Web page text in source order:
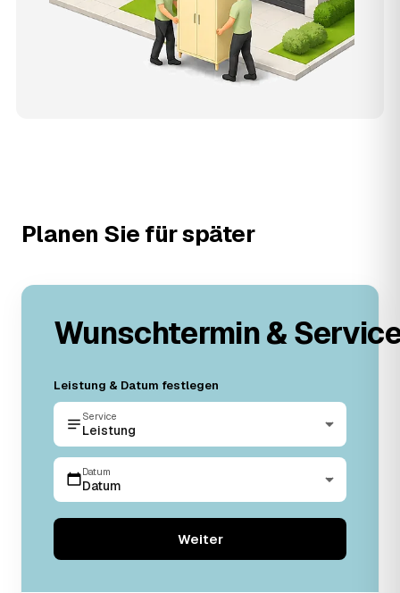
Planen Sie für später
Wunschtermin &
Leistung & Datum festlegen
Service
Leistung
Datum
Datum
Weiter